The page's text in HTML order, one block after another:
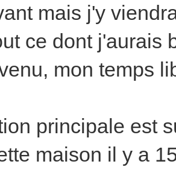
mais j'y
ce dont j'aurais
mon temps
principale est
maison il y a